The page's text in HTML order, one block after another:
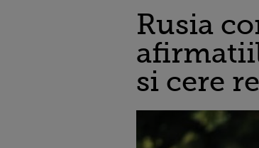
Rusia
si cere